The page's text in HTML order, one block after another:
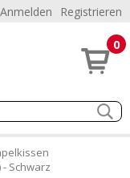
Anmelden Registrieren
0
Schwarz